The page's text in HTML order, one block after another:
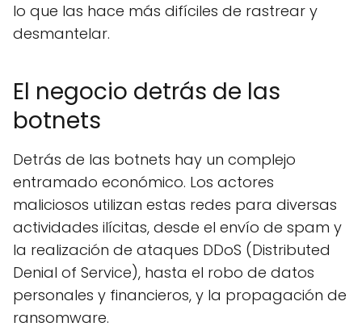
lo que las hace más difíciles de rastrear y
desmantelar.
El negocio detrás de las
botnets
Detrás de las botnets hay un complejo
entramado económico. Los actores
maliciosos utilizan estas redes para diversas
actividades ilícitas, desde el envío de spam y
la realización de ataques DDoS (Distributed
Denial of Service), hasta el robo de datos
personales y financieros, y la propagación de
ransomware.